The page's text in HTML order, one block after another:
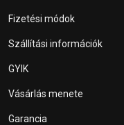
Fizetési módok
Szállítási információk
GYIK
Vásárlás menete
Garancia